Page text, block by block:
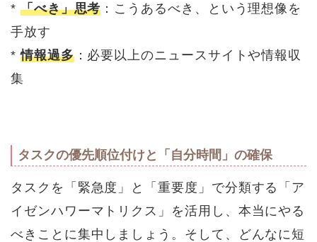
* 「べき」思考 ：こうあるべき、という理想像を
手放す
*情報過多：必要以上のニュースサイトや情報収
集
タスクの優先順位付けと「自分時間」の確保
タスクを「緊急度」と「重要度」で分類する「ア
イゼンハワーマトリクス」を活用し、本当にやる
べきことに集中しましょう。そして、どんなに短